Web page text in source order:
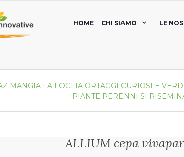
HOME CHI SIAMO LE
MANGIA LA FOGLIA ORTAGGI CURIOSI E
PIANTE PERENNI SI
ALLIUM cepa